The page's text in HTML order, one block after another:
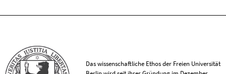
Das wissenschaftliche Ethos der Freien Universität